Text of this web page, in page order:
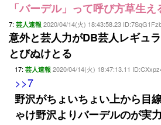
「バーデル」って呼び方草生え
7: 芸人速報 2020/04/14(火) 18:43:58.23
意外と芸人力がDB芸人レギュ
とびぬけとる
17: 芸人速報 2020/04/14(火) 18:47:13.11
>>7
野沢がちょいちょい上から目
ゃけ野沢よりバーデルのが実